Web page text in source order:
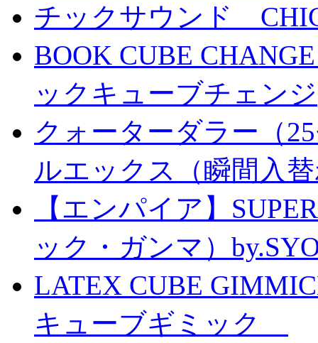
チックサウンド
BOOK CUBE
ックキューブチェンジ
クォーターダラー（
ルエックス（瞬間入
【エンパイア】
ック・ガンマ）
LATEX CUBE
キューブギミック